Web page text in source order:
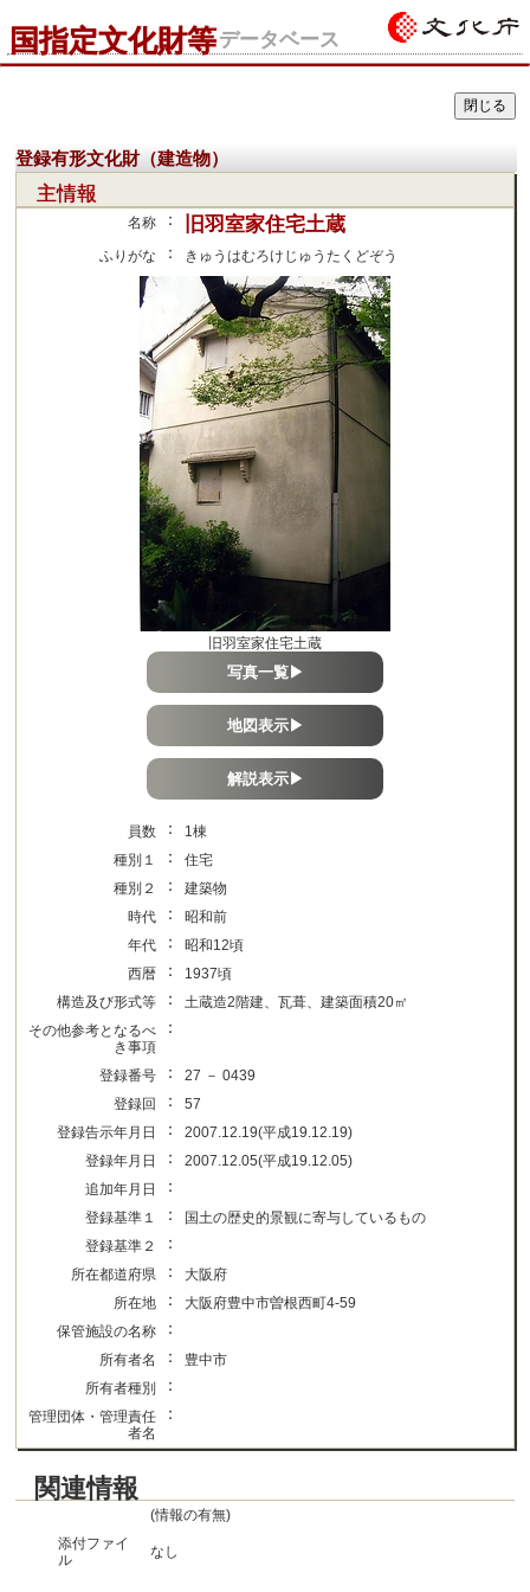
国指定文化財等データベース
登録有形文化財（建造物）
主情報
名称 ： 旧羽室家住宅土蔵
ふりがな ： きゅうはむろけじゅうたくどぞう
旧羽室家住宅土蔵
写真一覧▶
地図表示▶
解説表示▶
員数 ：
1棟
種別１
：
住宅
種別２
：
建築物
時代
：
昭和前
年代
：
昭和12頃
西暦
：
1937頃
構造及び形式等
：
土蔵造2階建、瓦葺、建築面積20㎡
その他参考となるべ
き事項
：
登録番号 ：
27 － 0439
登録回
：
57
登録告示年月日
：
2007.12.19(平成19.12.19)
登録年月日
：
2007.12.05(平成19.12.05)
追加年月日
：
登録基準１ ：
国土の歴史的景観に寄与しているもの
登録基準２
：
所在都道府県 ：
大阪府
所在地
：
大阪府豊中市曽根西町4-59
保管施設の名称
：
所有者名 ：
豊中市
所有者種別
：
管理団体・管理責任
者名
：
関連情報
(情報の有無)
添付ファイ
ル
なし